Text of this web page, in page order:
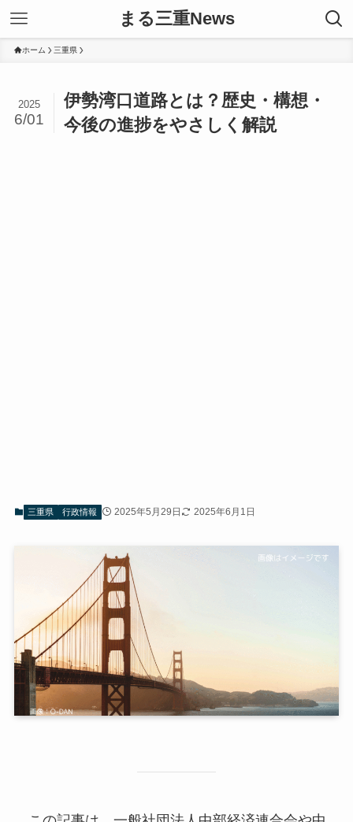
まる三重News
ホーム 三重県
伊勢湾口道路とは？歴史・構想・
今後の進捗をやさしく解説
2025
6/01
三重県 行政情報 2025年5月29日 2025年6月1日